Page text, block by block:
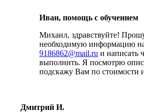
Иван, помощь с обучением
Михаил, здравствуйте!
необходимую информацию
9186862@mail.ru и написать
выполнить. Я посмотрю
подскажу Вам по стоимости
Дмитрий И.